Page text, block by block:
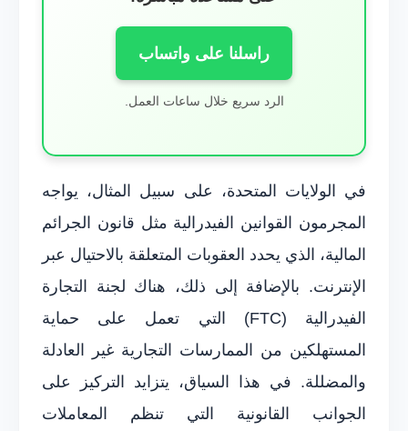
راسلنا على واتساب
الرد سريع خلال ساعات العمل.
في الولايات المتحدة، على سبيل المثال، يواجه
المجرمون القوانين الفيدرالية مثل قانون الجرائم
المالية، الذي يحدد العقوبات المتعلقة بالاحتيال عبر
الإنترنت. بالإضافة إلى ذلك، هناك لجنة التجارة
الفيدرالية (FTC) التي تعمل على حماية
المستهلكين من الممارسات التجارية غير العادلة
والمضللة. في هذا السياق، يتزايد التركيز على
الجوانب القانونية التي تنظم المعاملات